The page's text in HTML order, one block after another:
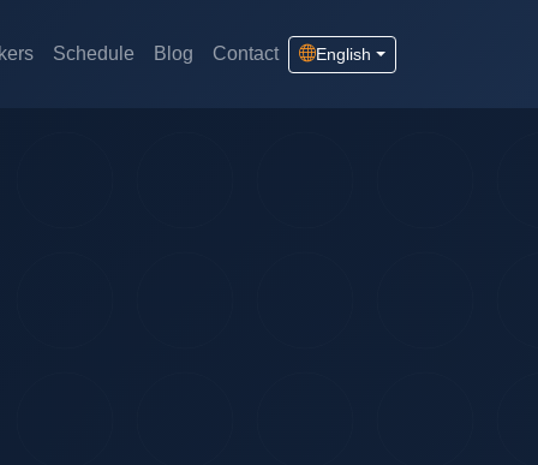
Schedule Blog Contact English